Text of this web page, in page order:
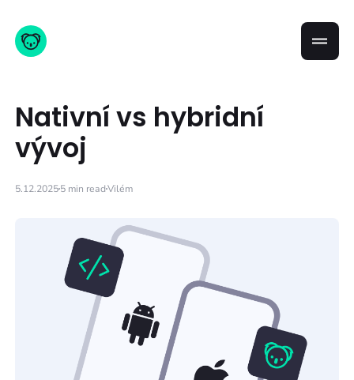
Nativní vs hybridní
vývoj
5.12.20255 min readVilém